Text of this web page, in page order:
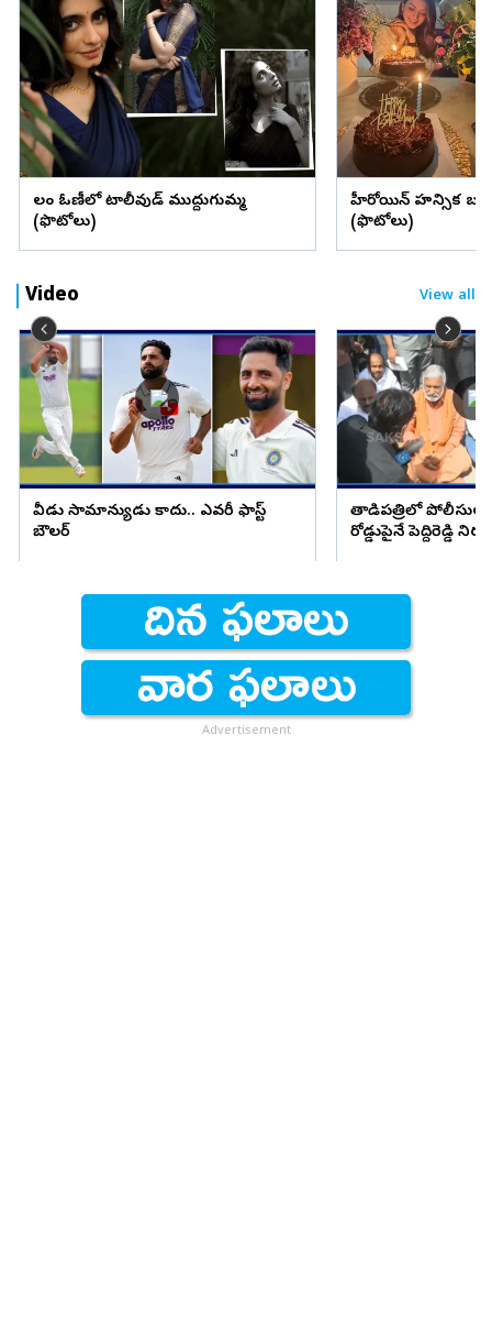
లంగా ఓణీలో టాలీవుడ్ ముద్దుగుమ్మ
(ఫొటోలు)
హీరోయిన్ హన్సిక బర్త్
(ఫొటోలు)
Video View all
వీడు సామాన్యుడు కాదు.. ఎవరీ ఫాస్ట్
బౌలర్
తాడిపత్రిలో పోలీసుల
రోడ్డుపైనే పెద్దిరెడ్డి
Advertisement